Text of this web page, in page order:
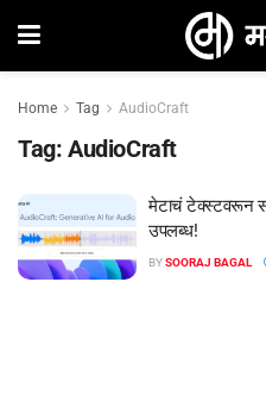
Home Tag AudioCraft
Tag: AudioCraft
मेटाचं टेक्स्टवरून
उपलब्ध!
BYSOORAJ BAGAL